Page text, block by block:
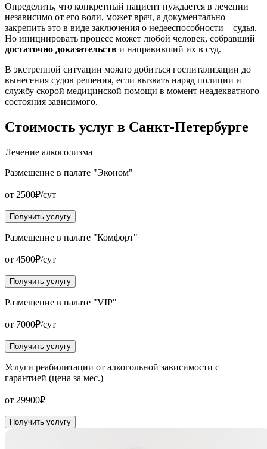
Определить, что конкретный пациент нуждается в лечении
независимо от его воли, может врач, а документально
закрепить это в виде заключения о недееспособности – судья.
Но инициировать процесс может любой человек, собравший
достаточно доказательств и направивший их в суд.
В экстренной ситуации можно добиться госпитализации до
вынесения судов решения, если вызвать наряд полиции и
службу скорой медицинской помощи в момент неадекватного
состояния зависимого.
Стоимость услуг в Санкт-Петербурге
Лечение алкоголизма
Размещение в палате "Эконом"
от 2500₽/сут
Получить услугу
Размещение в палате "Комфорт"
от 4500₽/сут
Получить услугу
Размещение в палате "VIP"
от 7000₽/сут
Получить услугу
Услуги реабилитации от алкогольной зависимости с
гарантией (цена за мес.)
от 29900₽
Получить услугу